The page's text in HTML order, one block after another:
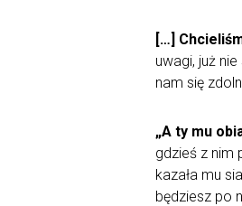
[…]
uwagi, już
nam się
„A ty mu
gdzieś z nim
kazała mu
będziesz po